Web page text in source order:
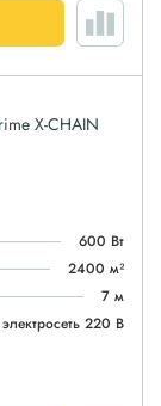
X-CHAIN
600 Вт
2400 м²
7 м
электросеть 220 В